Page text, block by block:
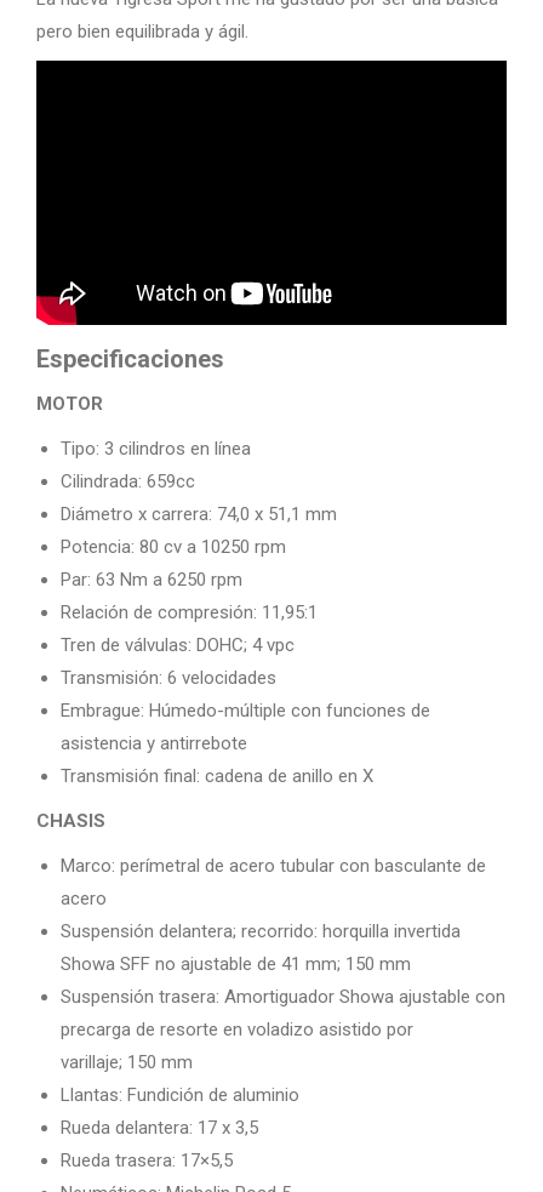
pero bien equilibrada y ágil.
Especificaciones
MOTOR
Tipo: 3 cilindros en línea
Cilindrada: 659cc
Diámetro x carrera: 74,0 x 51,1 mm
Potencia: 80 cv a 10250 rpm
Par: 63 Nm a 6250 rpm
Relación de compresión: 11,95:1
Tren de válvulas: DOHC; 4 vpc
Transmisión: 6 velocidades
Embrague: Húmedo-múltiple con funciones de
asistencia y antirrebote
Transmisión final: cadena de anillo en X
CHASIS
Marco: perímetral de acero tubular con basculante de
acero
Suspensión delantera; recorrido: horquilla invertida
Showa SFF no ajustable de 41 mm; 150 mm
Suspensión trasera: Amortiguador Showa ajustable con
precarga de resorte en voladizo asistido por
varillaje; 150 mm
Llantas: Fundición de aluminio
Rueda delantera: 17 x 3,5
Rueda trasera: 17×5,5